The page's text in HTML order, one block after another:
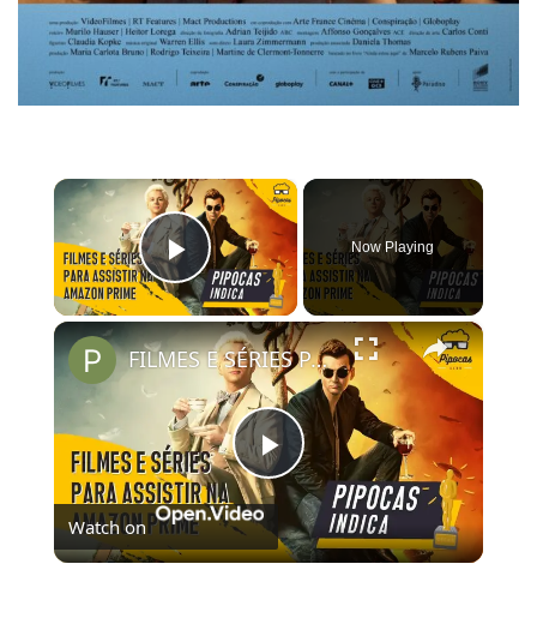
×
Play Video
Now Playing
×
Play
Video
FILMES E SÉRIES PARA ASSISTIR NO AMAZON PRIME VIDEO | #PipocasIndica 7
Watch on